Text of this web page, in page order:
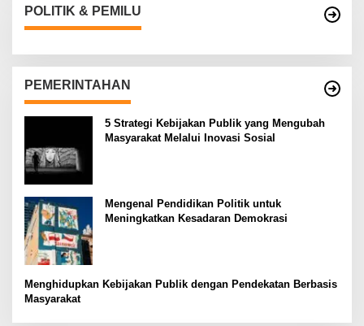
POLITIK & PEMILU
PEMERINTAHAN
5 Strategi Kebijakan Publik yang Mengubah
Masyarakat Melalui Inovasi Sosial
Mengenal Pendidikan Politik untuk
Meningkatkan Kesadaran Demokrasi
Menghidupkan Kebijakan Publik dengan Pendekatan Berbasis
Masyarakat